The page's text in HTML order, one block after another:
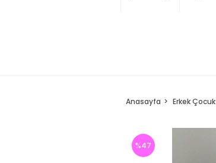
Anasayfa Erkek Çocuk
%47